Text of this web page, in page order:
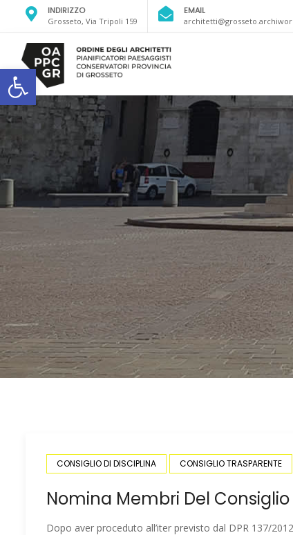
Open toolbar
INDIRIZZO
Grosseto, Via Tripoli 159
EMAIL
CONSIGLIO DI DISCIPLINA CONSIGLIO TRASPARENTE
Nomina Membri Del Consiglio
Dopo aver proceduto all’iter previsto dal DPR 137/